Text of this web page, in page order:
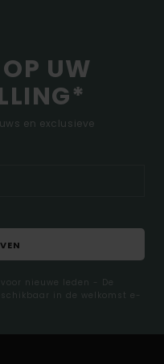
UW
en exclusieve
nieuwe leden - De
in de welkomst e-